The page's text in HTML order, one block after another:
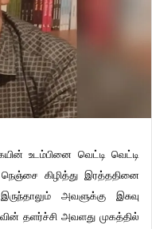
உடம்பினை வெட்டி வெட்டி
கிழித்து இரத்ததினை
அவளுக்கு இசுவு
தளர்ச்சி அவளது முகத்தில்